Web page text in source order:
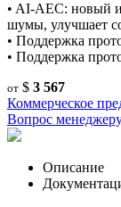
• AI-AEC: новый
шумы, улучшает
• Поддержка
• Поддержка
от $ 3 567
Коммерческое
Вопрос
Описание